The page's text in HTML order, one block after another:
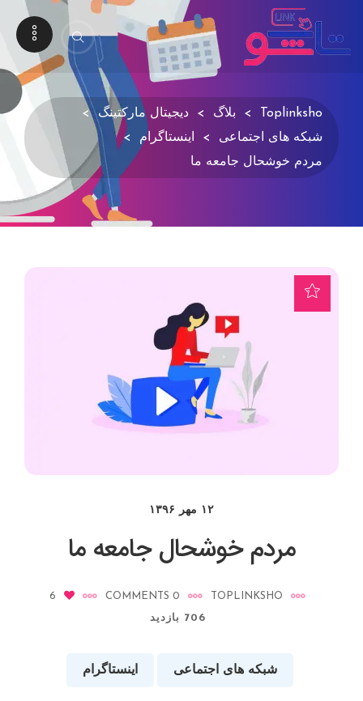
Toplinksho
> بلاگ > دیجیتال مارکتینگ >
شبکه های اجتماعی
> اینستاگرام
>
مردم خوشحال جامعه ما
۱۲ مهر ۱۳۹۶
مردم خوشحال جامعه ما
TOPLINKSHO
0 COMMENTS
6
706 بازدید
اینستاگرام شبکه های اجتماعی